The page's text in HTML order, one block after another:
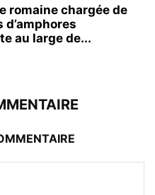
romaine chargée de
au large de...